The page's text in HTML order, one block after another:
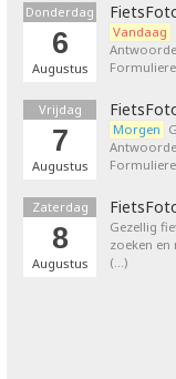
Donderdag
6
Augustus
Vandaag
Vrijdag
7
Augustus
Morgen
Zaterdag
8
Augustus
Gezellig
zoeken
(…)